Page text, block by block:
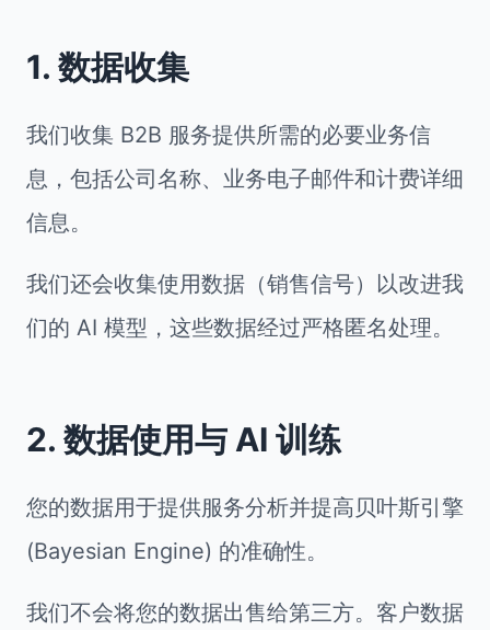
1. 数据收集
我们收集 B2B 服务提供所需的必要业务信
息，包括公司名称、业务电子邮件和计费详细
信息。
我们还会收集使用数据（销售信号）以改进我
们的 AI 模型，这些数据经过严格匿名处理。
2. 数据使用与 AI 训练
您的数据用于提供服务分析并提高贝叶斯引擎
(Bayesian Engine) 的准确性。
我们不会将您的数据出售给第三方。客户数据